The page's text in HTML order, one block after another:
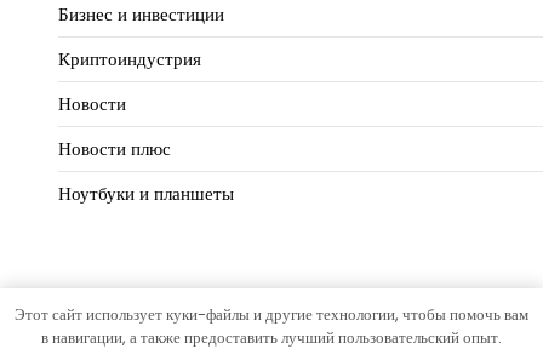
Бизнес и инвестиции
Криптоиндустрия
Новости
Новости плюс
Ноутбуки и планшеты
Copyright © 2026Деньги работаютТема Open News от
Этот сайт использует куки-файлы и другие технологии, чтобы помочь вам
в навигации, а также предоставить лучший пользовательский опыт.